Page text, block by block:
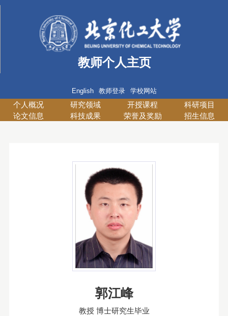
教师个人主页
English 教师登录 学校网站
个人概况 研究领域 开授课程
科研项目
论文信息
科技成果 荣誉及奖励 招生信息
郭江峰
教授 博士研究生毕业